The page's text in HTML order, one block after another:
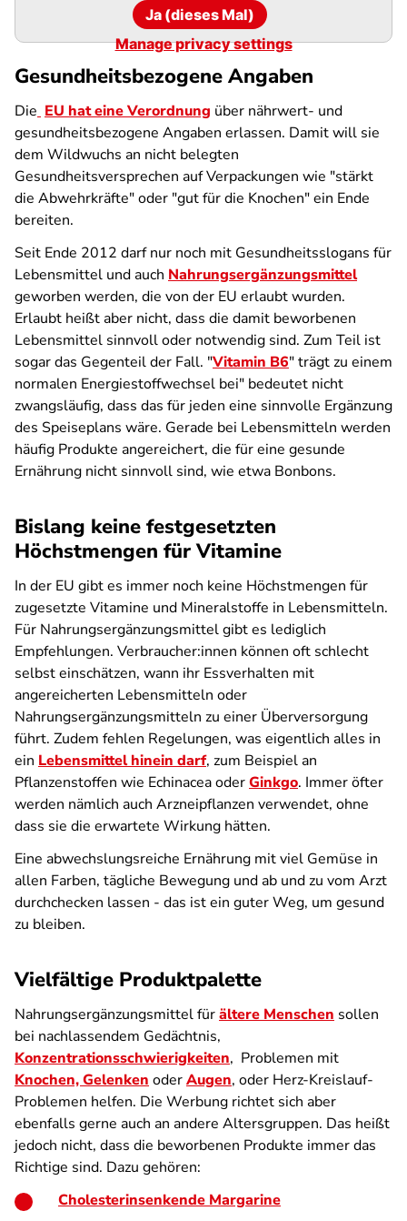
Ja (dieses Mal)
Manage privacy settings
Gesundheitsbezogene Angaben
Die EU hat eine Verordnung über nährwert- und
gesundheitsbezogene Angaben erlassen. Damit will sie
dem Wildwuchs an nicht belegten
Gesundheitsversprechen auf Verpackungen wie "stärkt
die Abwehrkräfte" oder "gut für die Knochen" ein Ende
bereiten.
Seit Ende 2012 darf nur noch mit Gesundheitsslogans für
Lebensmittel und auch Nahrungsergänzungsmittel
geworben werden, die von der EU erlaubt wurden.
Erlaubt heißt aber nicht, dass die damit beworbenen
Lebensmittel sinnvoll oder notwendig sind. Zum Teil ist
sogar das Gegenteil der Fall. "Vitamin B6" trägt zu einem
normalen Energiestoffwechsel bei" bedeutet nicht
zwangsläufig, dass das für jeden eine sinnvolle Ergänzung
des Speiseplans wäre. Gerade bei Lebensmitteln werden
häufig Produkte angereichert, die für eine gesunde
Ernährung nicht sinnvoll sind, wie etwa Bonbons.
Bislang keine festgesetzten
Höchstmengen für Vitamine
In der EU gibt es immer noch keine Höchstmengen für
zugesetzte Vitamine und Mineralstoffe in Lebensmitteln.
Für Nahrungsergänzungsmittel gibt es lediglich
Empfehlungen. Verbraucher:innen können oft schlecht
selbst einschätzen, wann ihr Essverhalten mit
angereicherten Lebensmitteln oder
Nahrungsergänzungsmitteln zu einer Überversorgung
führt. Zudem fehlen Regelungen, was eigentlich alles in
ein Lebensmittel hinein darf, zum Beispiel an
Pflanzenstoffen wie Echinacea oderGinkgo. Immer öfter
werden nämlich auch Arzneipflanzen verwendet, ohne
dass sie die erwartete Wirkung hätten.
Eine abwechslungsreiche Ernährung mit viel Gemüse in
allen Farben, tägliche Bewegung und ab und zu vom Arzt
durchchecken lassen - das ist ein guter Weg, um gesund
zu bleiben.
Vielfältige Produktpalette
Nahrungsergänzungsmittel fürältere Menschen sollen
bei nachlassendem Gedächtnis,
Konzentrationsschwierigkeiten, Problemen mit
Knochen, Gelenken oderAugen, oder Herz-Kreislauf-
Problemen helfen. Die Werbung richtet sich aber
ebenfalls gerne auch an andere Altersgruppen. Das heißt
jedoch nicht, dass die beworbenen Produkte immer das
Richtige sind. Dazu gehören:
Cholesterinsenkende Margarine